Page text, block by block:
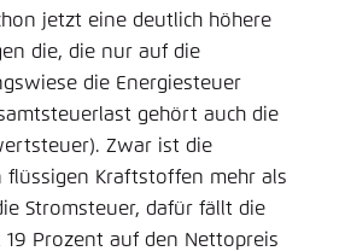
jetzt eine deutlich höhere
die, die nur auf die
die Energiesteuer
gehört auch die
Zwar ist die
flüssigen Kraftstoffen mehr als
Stromsteuer, dafür fällt die
19 Prozent auf den Nettopreis